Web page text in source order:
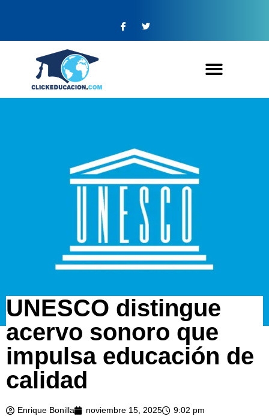
UNESCO distingue
acervo sonoro que
impulsa educación de
calidad
Enrique Bonilla noviembre 15, 2025 9:02 pm